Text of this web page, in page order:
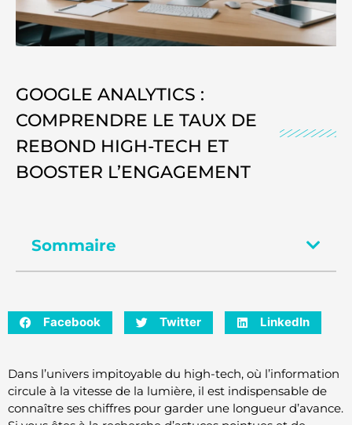
GOOGLE ANALYTICS :
COMPRENDRE LE TAUX DE
REBOND HIGH-TECH ET
BOOSTER L’ENGAGEMENT
Sommaire
Facebook Twitter LinkedIn
Dans l’univers impitoyable du high-tech, où l’information
circule à la vitesse de la lumière, il est indispensable de
connaître ses chiffres pour garder une longueur d’avance.